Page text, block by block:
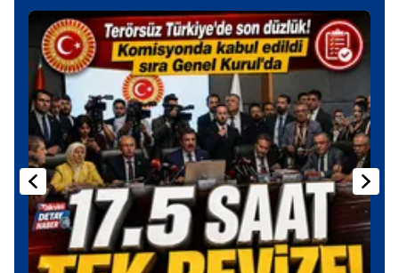
gösterilmeyecektir."
Sizlere daha iyi bir hizmet sunabilmek için İnternet
Sitemizde kendimize ve üçüncü kişilere ait çerezler
kullanılmaktadır. Bu çerezler vasıtasıyla çeşitli kişisel
verileriniz işlenmekte olup gerekli olan çerezler bilgi
toplumu hizmetlerinin sunulması amacıyla
kullanılmaktadır. Diğer çerezler, sitemizin daha işlevsel
kılınması ve kişiselleştirilmesi ve sizlere yönelik
reklam/pazarlama faaliyetlerinin yapılması, amaçlarıyla
sınırlı olarak açık rızanız dahilinde kullanılacaktır.
Çerezlere ilişkin tercihlerinizi aşağıda yer alan panel